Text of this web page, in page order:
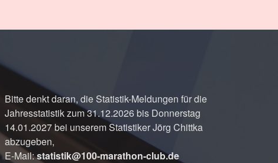
Bitte denkt daran, die Statistik-Meldungen für die
Jahresstatistik zum 31.12.2026 bis Donnerstag
14.01.2027 bei unserem Statistiker Jörg Chittka
abzugeben,
E-Mail:statistik@100-marathon-club.de